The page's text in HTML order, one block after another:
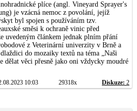
plíce (angl. Vineyard Sprayer's
je vzácná nemoc z povolání, jejíž
byl spojen s používáním tzv.
směsi k ochraně vinic před
uvedeným článkem jednak plním přání
z Veterinární univerzity v Brně a
do mozaiky textů na téma „Naši
dělat věci přesně jako oni vždycky moudré
10:03 29318x Diskuze: 2